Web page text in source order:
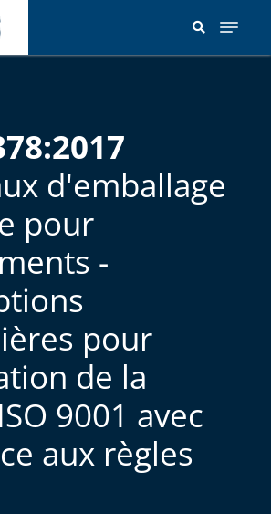
contenu
d'emballage
pour
-
pour
de la
9001 avec
aux règles